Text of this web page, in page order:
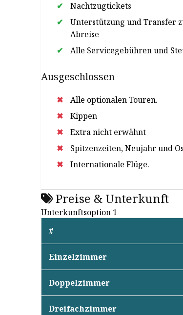
Nachtzugtickets
Unterstützung und Transfer
Abreise
Alle Servicegebühren und
Ausgeschlossen
Alle optionalen Touren.
Kippen
Extra nicht erwähnt
Spitzenzeiten, Neujahr und
Internationale Flüge.
Preise & Unterkunft
Unterkunftsoption 1
#
Einzelzimmer
Doppelzimmer
Dreifachzimmer